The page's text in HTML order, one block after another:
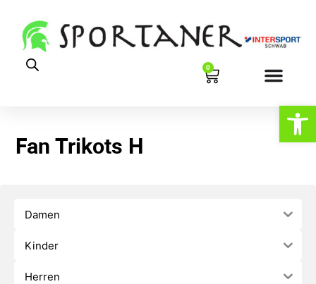
0
Fan Trikots H
Damen
Kinder
Herren